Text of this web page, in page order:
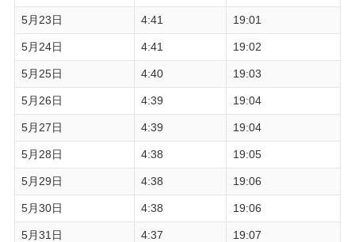
5月23日 4:41 19:01
5月24日 4:41 19:02
5月25日 4:40 19:03
5月26日 4:39 19:04
5月27日 4:39 19:04
5月28日 4:38 19:05
5月29日 4:38 19:06
5月30日 4:38 19:06
5月31日 4:37 19:07